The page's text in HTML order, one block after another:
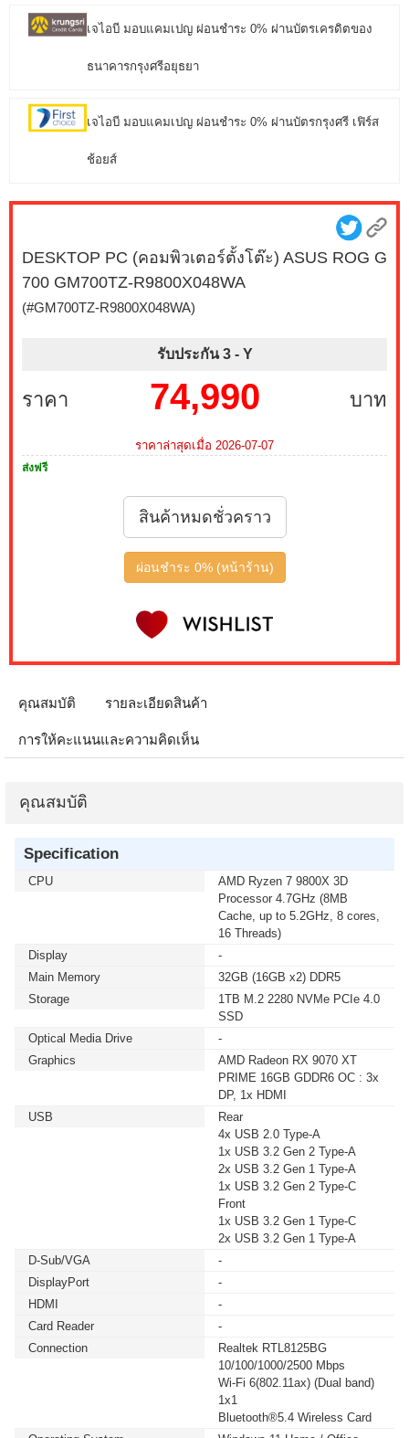
เจไอบี มอบแคมเปญ ผ่อนชำระ 0% ผ่านบัตรเครดิตของ
ธนาคารกรุงศรีอยุธยา
เจไอบี มอบแคมเปญ ผ่อนชำระ 0% ผ่านบัตรกรุงศรี เฟิร์ส
ช้อยส์
DESKTOP PC (คอมพิวเตอร์ตั้งโต๊ะ) ASUS ROG G
700 GM700TZ-R9800X048WA
(#GM700TZ-R9800X048WA)
รับประกัน 3 - Y
ราคา บาท
74,990
ราคาล่าสุดเมื่อ 2026-07-07
ส่งฟรี
สินค้าหมดชั่วคราว
ผ่อนชำระ 0% (หน้าร้าน)
คุณสมบัติ รายละเอียดสินค้า
การให้คะแนนและความคิดเห็น
คุณสมบัติ
Specification
CPU
AMD Ryzen 7 9800X 3D
Processor 4.7GHz (8MB
Cache, up to 5.2GHz, 8 cores,
16 Threads)
Display
-
Main Memory
32GB (16GB x2) DDR5
Storage
1TB M.2 2280 NVMe PCIe 4.0
SSD
Optical Media Drive
-
Graphics
AMD Radeon RX 9070 XT
PRIME 16GB GDDR6 OC : 3x
DP, 1x HDMI
USB
Rear
4x USB 2.0 Type-A
1x USB 3.2 Gen 2 Type-A
2x USB 3.2 Gen 1 Type-A
1x USB 3.2 Gen 2 Type-C
Front
1x USB 3.2 Gen 1 Type-C
2x USB 3.2 Gen 1 Type-A
D-Sub/VGA
-
DisplayPort
-
HDMI
-
Card Reader
-
Connection
Realtek RTL8125BG
10/100/1000/2500 Mbps
Wi-Fi 6(802.11ax) (Dual band)
1x1
Bluetooth®5.4 Wireless Card